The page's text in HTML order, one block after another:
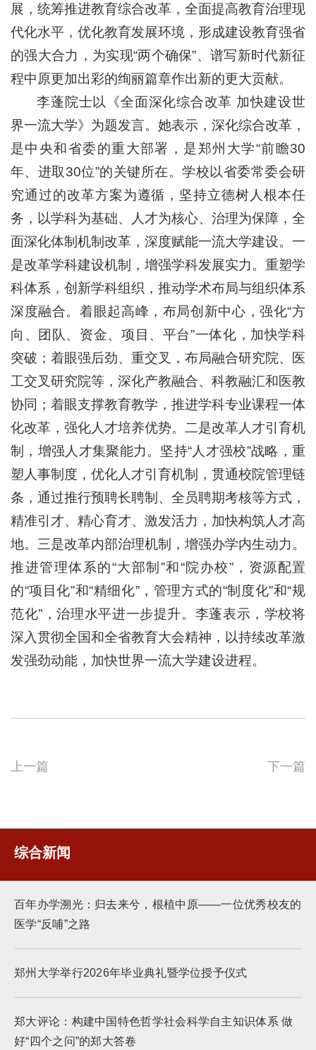
展，统筹推进教育综合改革，全面提高教育治理现
代化水平，优化教育发展环境，形成建设教育强省
的强大合力，为实现“两个确保”、谱写新时代新征
程中原更加出彩的绚丽篇章作出新的更大贡献。
李蓬院士以《全面深化综合改革 加快建设世
界一流大学》为题发言。她表示，深化综合改革，
是中央和省委的重大部署，是郑州大学“前瞻30
年、进取30位”的关键所在。学校以省委常委会研
究通过的改革方案为遵循，坚持立德树人根本任
务，以学科为基础、人才为核心、治理为保障，全
面深化体制机制改革，深度赋能一流大学建设。一
是改革学科建设机制，增强学科发展实力。重塑学
科体系，创新学科组织，推动学术布局与组织体系
深度融合。着眼起高峰，布局创新中心，强化“方
向、团队、资金、项目、平台”一体化，加快学科
突破；着眼强后劲、重交叉，布局融合研究院、医
工交叉研究院等，深化产教融合、科教融汇和医教
协同；着眼支撑教育教学，推进学科专业课程一体
化改革，强化人才培养优势。二是改革人才引育机
制，增强人才集聚能力。坚持“人才强校”战略，重
塑人事制度，优化人才引育机制，贯通校院管理链
条，通过推行预聘长聘制、全员聘期考核等方式，
精准引才、精心育才、激发活力，加快构筑人才高
地。三是改革内部治理机制，增强办学内生动力。
推进管理体系的“大部制”和“院办校”，资源配置
的“项目化”和“精细化”，管理方式的“制度化”和“规
范化”，治理水平进一步提升。李蓬表示，学校将
深入贯彻全国和全省教育大会精神，以持续改革激
发强劲动能，加快世界一流大学建设进程。
上一篇 下一篇
综合新闻
百年办学溯光：归去来兮，根植中原——一位优秀校友的
医学“反哺”之路
郑州大学举行2026年毕业典礼暨学位授予仪式
郑大评论：构建中国特色哲学社会科学自主知识体系 做
好“四个之问”的郑大答卷